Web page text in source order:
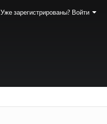
Уже зарегистрированы? Войти